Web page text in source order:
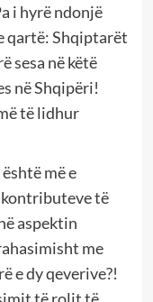
i hyrë ndonjë
qartë: Shqiptarët
sesa në këtë
në Shqipëri!
të lidhur
më e
të
aspektin
me
e dy qeverive?!